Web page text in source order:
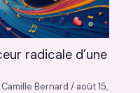
radicale d’une
Camille Bernard/ août 15,